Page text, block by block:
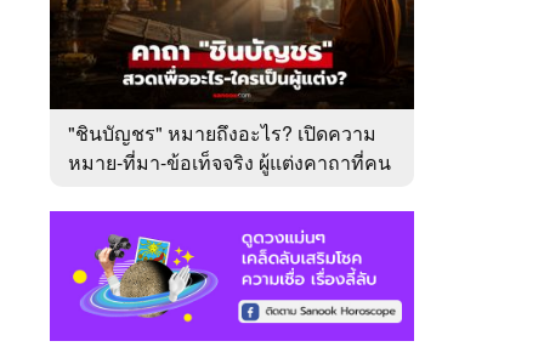
"ชินบัญชร" หมายถึงอะไร? เปิดความ
หมาย-ที่มา-ข้อเท็จจริง ผู้แต่งคาถาที่คน